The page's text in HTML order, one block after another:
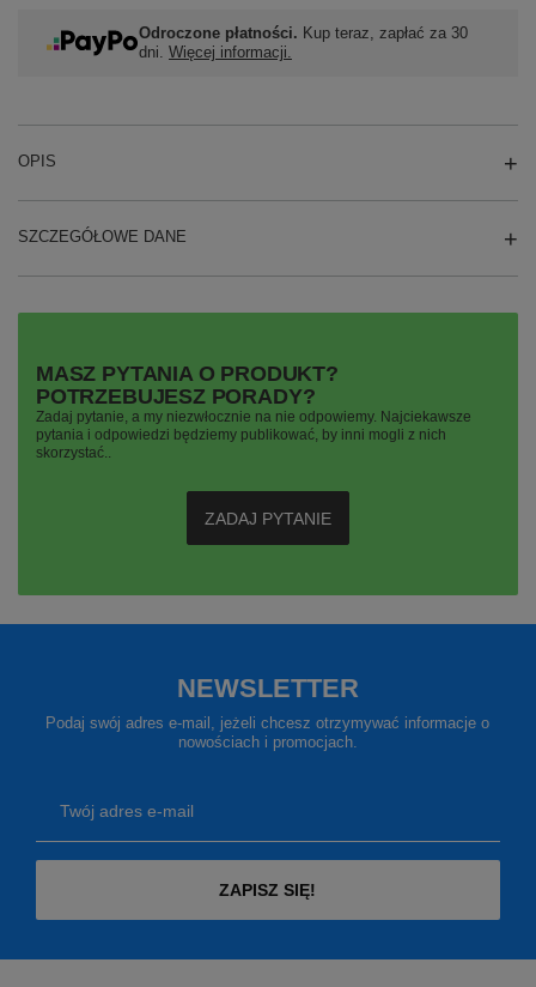
Odroczone płatności. Kup teraz, zapłać za 30
dni. Więcej informacji.
OPIS
SZCZEGÓŁOWE DANE
MASZ PYTANIA O PRODUKT?
POTRZEBUJESZ PORADY?
Zadaj pytanie, a my niezwłocznie na nie odpowiemy. Najciekawsze
pytania i odpowiedzi będziemy publikować, by inni mogli z nich
skorzystać..
ZADAJ PYTANIE
NEWSLETTER
Podaj swój adres e-mail, jeżeli chcesz otrzymywać informacje o
nowościach i promocjach.
Twój adres e-mail
ZAPISZ SIĘ!